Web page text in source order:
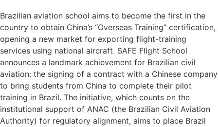
Brazilian aviation school aims to become the first in the
country to obtain China’s “Overseas Training” certification,
opening a new market for exporting flight-training
services using national aircraft. SAFE Flight School
announces a landmark achievement for Brazilian civil
aviation: the signing of a contract with a Chinese company
to bring students from China to complete their pilot
training in Brazil. The initiative, which counts on the
institutional support of ANAC (the Brazilian Civil Aviation
Authority) for regulatory alignment, aims to place Brazil